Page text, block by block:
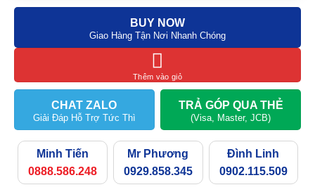
Thêm vào giỏ
BUY NOW
Giao Hàng Tận Nơi Nhanh Chóng
CHAT ZALO
Giải Đáp Hỗ Trợ Tức Thì
TRẢ GÓP QUA THẺ
(Visa, Master, JCB)
Minh Tiến
0888.586.248
Mr Phương
0929.858.345
Đình Linh
0902.115.509